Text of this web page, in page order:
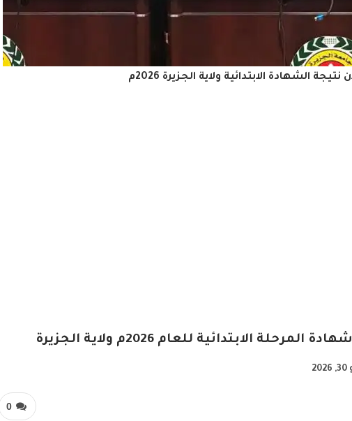
الشهادة الابتدائية ولاية الجزيرة 2026م
الابتدائية للعام 2026م ولاية الجزيرة
0